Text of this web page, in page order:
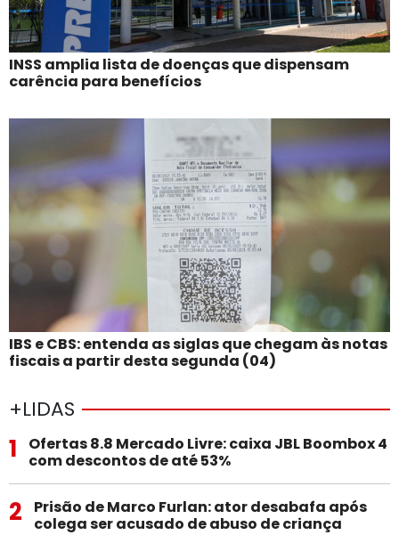
INSS amplia lista de doenças que dispensam
carência para benefícios
IBS e CBS: entenda as siglas que chegam às notas
fiscais a partir desta segunda (04)
+LIDAS
1
Ofertas 8.8 Mercado Livre: caixa JBL Boombox 4
com descontos de até 53%
2
Prisão de Marco Furlan: ator desabafa após
colega ser acusado de abuso de criança